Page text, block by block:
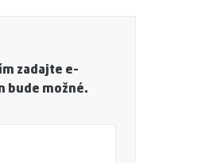
zadajte e-
bude možné.